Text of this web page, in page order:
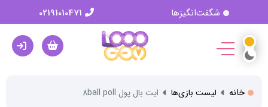
شگفت‌انگیزها
خانه لیست بازی‌ها ایت بال پول 8ball poll